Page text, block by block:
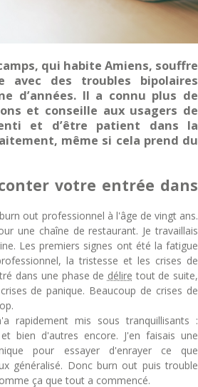
qui habite Amiens, souffre
avec des troubles bipolaires
d’années. Il a connu plus de
et conseille aux usagers de
et d’être patient dans la
même si cela prend du
votre entrée dans
out professionnel à l'âge de vingt ans.
une chaîne de restaurant. Je travaillais
Les premiers signes ont été la fatigue
la tristesse et les crises de
dans une phase de délire tout de suite,
de panique. Beaucoup de crises de
rapidement mis sous tranquillisants :
et bien d'autres encore. J'en faisais une
pour essayer d'enrayer ce que
généralisé. Donc burn out puis trouble
ça que tout a commencé.